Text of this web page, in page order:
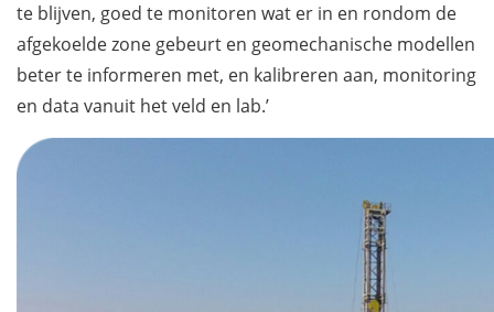
te blijven, goed te monitoren wat er in en rondom de
afgekoelde zone gebeurt en geomechanische modellen
beter te informeren met, en kalibreren aan, monitoring
en data vanuit het veld en lab.’